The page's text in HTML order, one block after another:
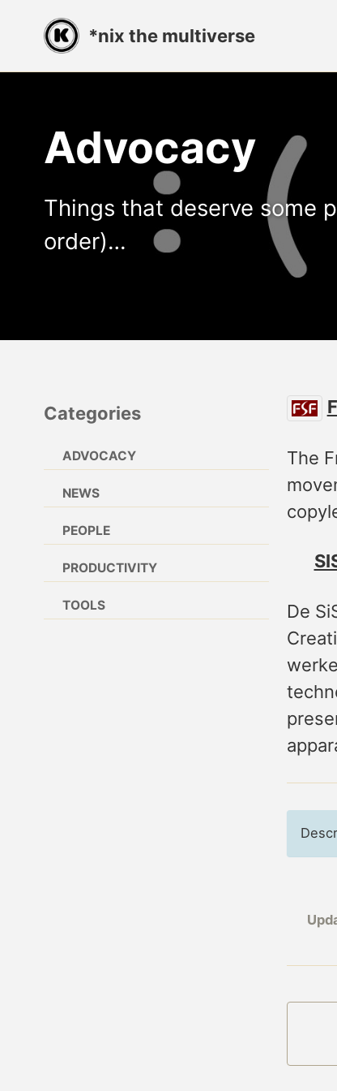
primary
content
footer
*nix the multiverse
Advocacy
Things that deserve some
order)…
Categories
ADVOCACY
NEWS
PEOPLE
PRODUCTIVITY
TOOLS
The
De